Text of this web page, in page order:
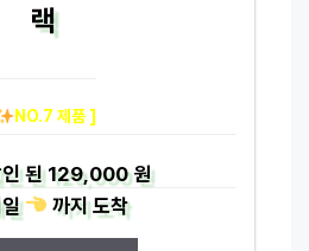
랙
NO.7 제품 ]
된129,000 원
일
까지도착